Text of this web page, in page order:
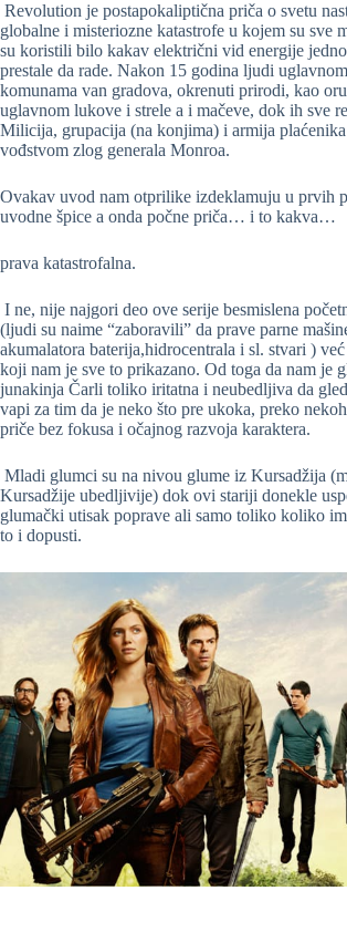
Revolution je postapokaliptična priča o svetu
globalne i misteriozne katastrofe u kojem su sve
su koristili bilo kakav električni vid energije
prestale da rade. Nakon 15 godina ljudi
komunama van gradova, okrenuti prirodi, kao
uglavnom lukove i strele a i mačeve, dok ih sve
Milicija, grupacija (na konjima) i armija
vođstvom zlog generala Monroa.
Ovakav uvod nam otprilike izdeklamuju u prvih
uvodne špice a onda počne priča… i to kakva…
prava katastrofalna.
I ne, nije najgori deo ove serije besmislena
(ljudi su naime “zaboravili” da prave parne
akumalatora baterija,hidrocentrala i sl. stvari )
koji nam je sve to prikazano. Od toga da nam je
junakinja Čarli toliko iritatna i neubedljiva da
vapi za tim da je neko što pre ukoka, preko
priče bez fokusa i očajnog razvoja karaktera.
Mladi glumci su na nivou glume iz Kursadžija
Kursadžije ubedljivije) dok ovi stariji donekle
glumački utisak poprave ali samo toliko koliko
to i dopusti.